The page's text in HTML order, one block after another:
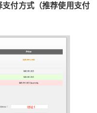
付方式（推荐使用支付